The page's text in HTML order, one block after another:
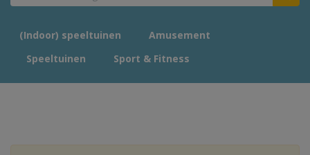
(Indoor) speeltuinen
Amusement
Speeltuinen
Sport & Fitness